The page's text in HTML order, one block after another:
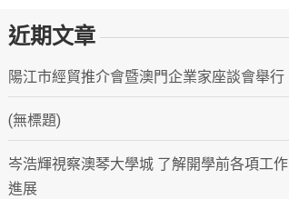
近期文章
陽江市經貿推介會暨澳門企業家座談會舉行
(無標題)
岑浩輝視察澳琴大學城 了解開學前各項工作
進展